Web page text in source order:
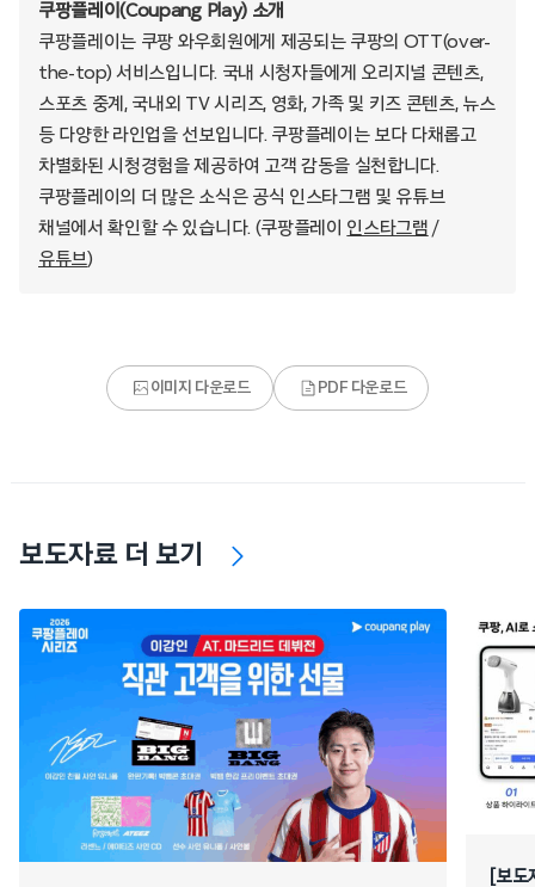
쿠팡플레이(Coupang Play) 소개
쿠팡플레이는 쿠팡 와우회원에게 제공되는 쿠팡의 OTT(over-
the-top) 서비스입니다. 국내 시청자들에게 오리지널 콘텐츠,
스포츠 중계, 국내외 TV 시리즈, 영화, 가족 및 키즈 콘텐츠, 뉴스
등 다양한 라인업을 선보입니다. 쿠팡플레이는 보다 다채롭고
차별화된 시청경험을 제공하여 고객 감동을 실천합니다.
쿠팡플레이의 더 많은 소식은 공식 인스타그램 및 유튜브
채널에서 확인할 수 있습니다. (쿠팡플레이 인스타그램 /
유튜브)
이미지 다운로드 PDF 다운로드
보도자료 더 보기
[보